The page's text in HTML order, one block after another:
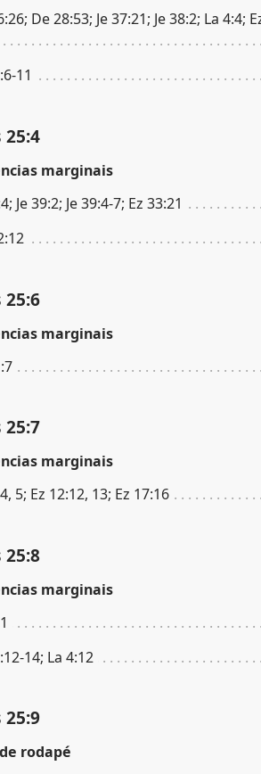
De 28:53; Je 37:21; Je 38:2; La 4:4;
11
25:4
marginais
Je 39:2; Je 39:4-7; Ez 33:21
25:6
marginais
25:7
marginais
5; Ez 12:12, 13; Ez 17:16
25:8
marginais
14; La 4:12
25:9
rodapé